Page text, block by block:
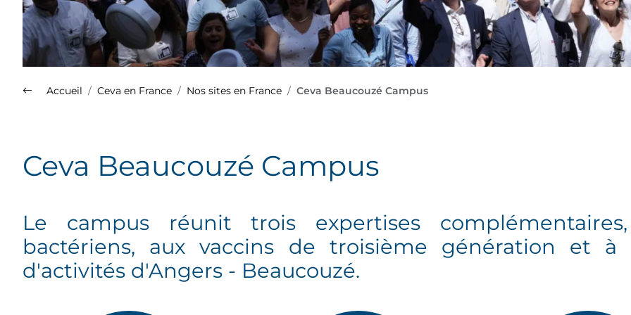
Plus d'info sur le Groupe Ceva
Découvrez la présentation de
l'ensemble de nos spécialités
sur le site Med'Vet.
Accueil Ceva en France Nos sites en France Ceva Beaucouzé Campus
Ceva Beaucouzé Campus
Le campus réunit trois expertises
bactériens, aux vaccins de troisième génération et à
d'activités d'Angers - Beaucouzé.